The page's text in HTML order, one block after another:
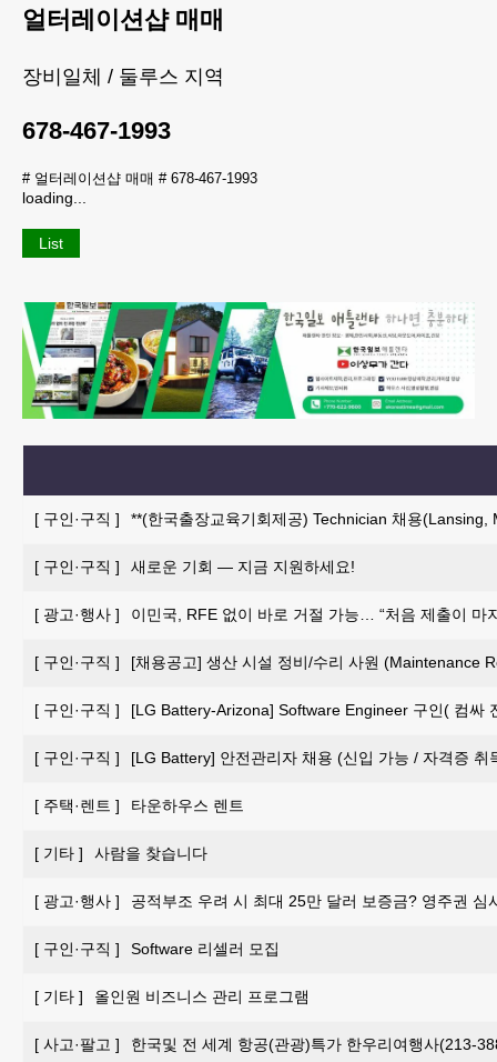
얼터레이션샵 매매
장비일체 / 둘루스 지역
678-467-1993
# 얼터레이션샵 매매 # 678-467-1993
loading...
List
[ 구인·구직 ] **(한국출장교육기회제공) Technician 채용(Lansing,
[ 구인·구직 ] 새로운 기회 — 지금 지원하세요!
[ 광고·행사 ] 이민국, RFE 없이 바로 거절 가능… “처음 제출이 마
[ 구인·구직 ] [채용공고] 생산 시설 정비/수리 사원 (Maintenance
[ 구인·구직 ] [LG Battery-Arizona] Software Engineer 구인( 컴싸
[ 구인·구직 ] [LG Battery] 안전관리자 채용 (신입 가능 / 자격증 취
[ 주택·렌트 ] 타운하우스 렌트
[ 기타 ] 사람을 찾습니다
[ 광고·행사 ] 공적부조 우려 시 최대 25만 달러 보증금? 영주권 심
[ 구인·구직 ] Software 리셀러 모집
[ 기타 ] 올인원 비즈니스 관리 프로그램
[ 사고·팔고 ] 한국및 전 세계 항공(관광)특가 한우리여행사(213-